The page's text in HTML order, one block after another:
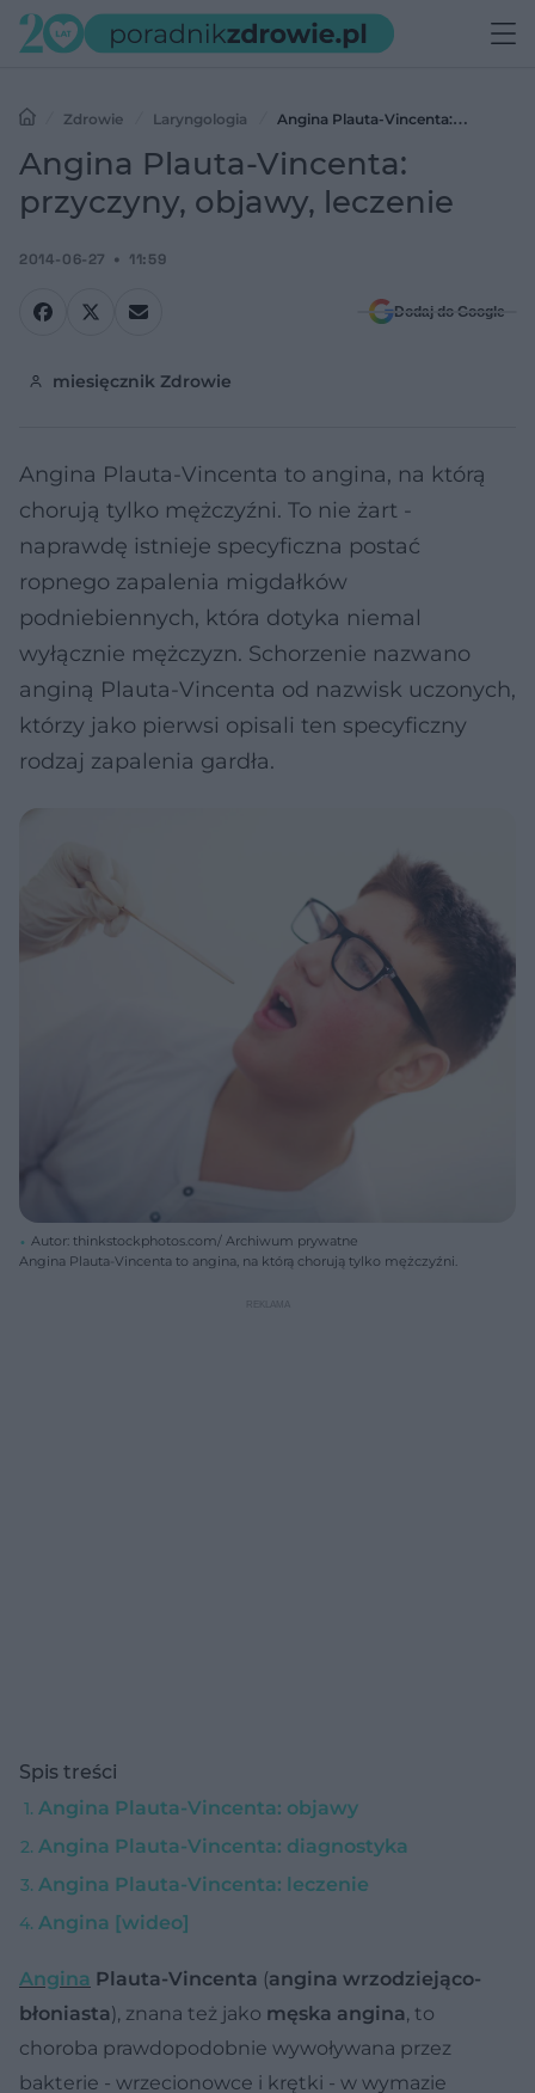
Zdrowie Laryngologia
Angina Plauta-Vincenta:
przyczyny, objawy, leczenie
Angina Plauta-Vincenta:
przyczyny, objawy, leczenie
2014-06-27 11:59
Dodaj do Google
miesięcznik Zdrowie
Angina Plauta-Vincenta to angina, na którą
chorują tylko mężczyźni. To nie żart -
naprawdę istnieje specyficzna postać
ropnego zapalenia migdałków
podniebiennych, która dotyka niemal
wyłącznie mężczyzn. Schorzenie nazwano
anginą Plauta-Vincenta od nazwisk uczonych,
którzy jako pierwsi opisali ten specyficzny
rodzaj zapalenia gardła.
Autor: thinkstockphotos.com/ Archiwum prywatne
Angina Plauta-Vincenta to angina, na którą chorują tylko mężczyźni.
Spis treści
Angina Plauta-Vincenta: objawy
Angina Plauta-Vincenta: diagnostyka
Angina Plauta-Vincenta: leczenie
Angina [wideo]
Angina Plauta-Vincenta (angina wrzodziejąco-
błoniasta), znana też jako męska angina, to
choroba prawdopodobnie wywoływana przez
bakterie - wrzecionowce i krętki - w wymazie